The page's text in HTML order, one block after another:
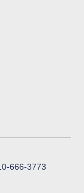
666-3773